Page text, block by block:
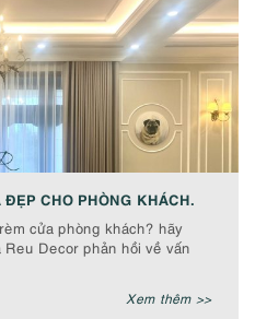
CHO PHÒNG KHÁCH.
cửa phòng khách? hãy
Decor phản hồi về vấn
Xem thêm >>